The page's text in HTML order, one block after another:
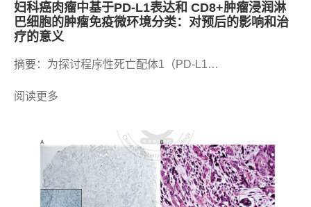
妇科癌肉瘤中基于PD-L1表达和 CD8+肿瘤浸润淋
巴细胞的肿瘤免疫微环境分类：对预后的影响和治
疗的意义
摘要：为探讨程序性死亡配体1（PD-L1…
阅读更多